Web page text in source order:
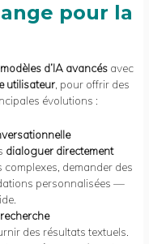
pour la
modèles d’IA avancés avec
utilisateur , pour offrir des
évolutions :
dialoguer directement
demander des
personnalisées —
des résultats textuels.